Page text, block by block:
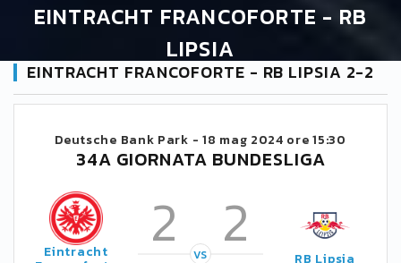
EINTRACHT FRANCOFORTE - RB
LIPSIA
HOME
CALENDARIO BUNDESLIGA 2023/2024
EINTRACHT FRANCOFORTE - RB LIPSIA
EINTRACHT FRANCOFORTE - RB LIPSIA 2-2
Deutsche Bank Park - 18 mag 2024 ore 15:30
34A GIORNATA BUNDESLIGA
Eintracht 2 2
VS RB Lipsia